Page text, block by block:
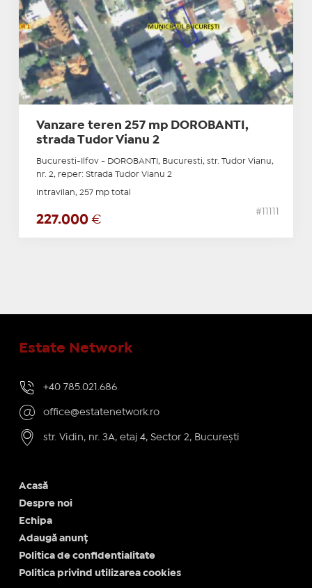
Vanzare teren 257 mp DOROBANTI,
strada Tudor Vianu 2
Bucuresti-Ilfov - DOROBANTI, Bucuresti, str. Tudor Vianu,
nr. 2, reper: Strada Tudor Vianu 2
Intravilan, 257 mp total
227.000 €
#11111
Estate Network
+40 785.021.686
office@estatenetwork.ro
str. Vidin, nr. 3A, etaj 4, Sector 2, București
Acasă
Despre noi
Echipa
Adaugă anunț
Politica de confidentialitate
Politica privind utilizarea cookies